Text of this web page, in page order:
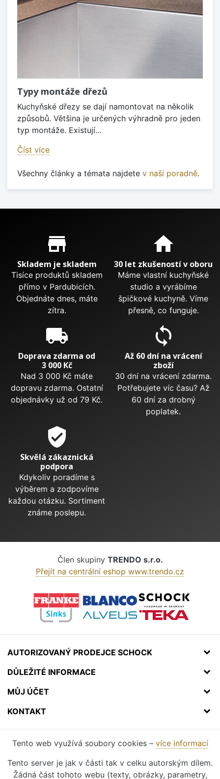
Typy montáže dřezů
Kuchyňské dřezy se dají namontovat na několik
způsobů. Většina je určených výhradně pro jeden
typ montáže. Existují...
Číst více
Všechny články a témata najdete v naší poradně.
Proč nakupovat u nás?
store_mall_directory
Skladem je skladem
Tisíce produktů skladem
přímo v Pardubicích.
Objednáte dnes, máte
zítra.
home
30 let zkušeností v oboru
Máme vlastní kuchyňské
studio a vyrábíme
špičkové kuchyně. Víme
přesně, co funguje.
local_shipping
Doprava zdarma od
3 000 Kč
Nad 3 000 Kč máte
dopravu zdarma. Ostatní
objednávky už od 79 Kč.
sync
Až 60 dní na vrácení
zboží
30 dní na vrácení zdarma.
Potřebujete víc času? Až
60 dní za drobný
poplatek.
verified_user
Skvělá zákaznická
podpora
Kdykoliv poradíme s
výběrem a zodpovíme
každou otázku. Sortiment
známe poslepu.
Člen skupiny TRENDO s.r.o.
Přejít na centrální eshop www.trendo.cz
AUTORIZOVANÝ PRODEJCE SCHOCK
DŮLEŽITÉ INFORMACE
MŮJ ÚČET
KONTAKT
Tento web využívá soubory cookies – více informací
Tento server je jak v části tak v celku autorským dílem.
Žádná část tohoto webu (texty, obrázky, parametry,